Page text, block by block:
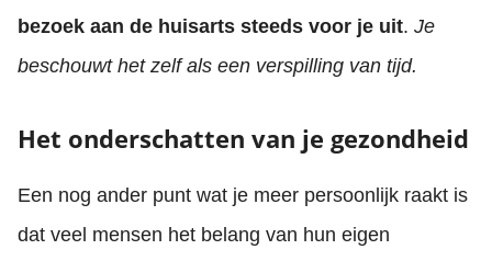
bezoek aan de huisarts steeds voor je uit. Je
beschouwt het zelf als een verspilling van tijd.
Het onderschatten van je gezondheid
Een nog ander punt wat je meer persoonlijk raakt is
dat veel mensen het belang van hun eigen